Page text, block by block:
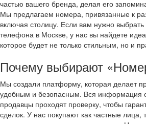
частью вашего бренда, делая его
Мы предлагаем номера, привязанные к
включая столицу. Если вам нужно
телефона в Москве, у нас вы найдете
которое будет не только стильным, но и
Почему выбирают
Мы создали платформу, которая делает
удобным и безопасным. Вся информация
продавцы проходят проверку, чтобы
сделок. У нас покупают как частные лица,